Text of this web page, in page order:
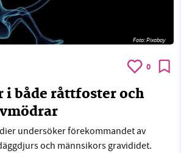
Foto:Pixabay
0
både råttfoster och
undersöker förekommandet av
och männsikors gravididet.